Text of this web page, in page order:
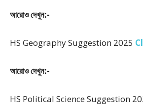
আরোও দেখুন:-
HS Geography Suggestion 2025
আরোও দেখুন:-
HS Political Science Suggestion